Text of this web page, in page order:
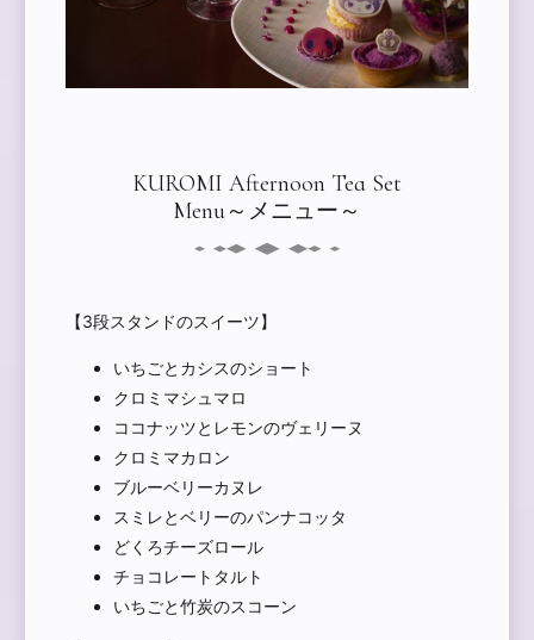
KUROMI Afternoon Tea Set
Menu～メニュー～
【3段スタンドのスイーツ】
いちごとカシスのショート
クロミマシュマロ
ココナッツとレモンのヴェリーヌ
クロミマカロン
ブルーベリーカヌレ
スミレとベリーのパンナコッタ
どくろチーズロール
チョコレートタルト
いちごと竹炭のスコーン